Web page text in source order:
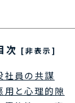
次 [非表示]
社員の共謀
用と心理的隙